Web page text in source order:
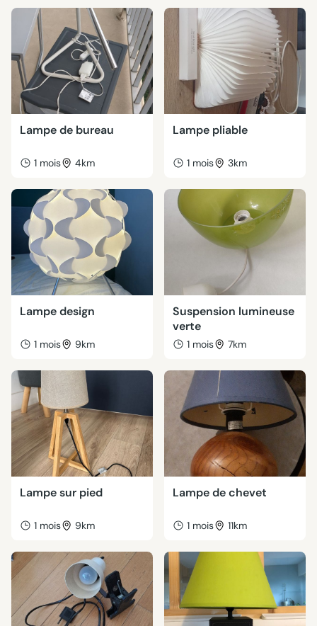
Lampe de bureau
1 mois 4km
Lampe pliable
1 mois 3km
Lampe design
1 mois 9km
Suspension lumineuse
verte
1 mois 7km
Lampe sur pied
1 mois 9km
Lampe de chevet
1 mois 11km